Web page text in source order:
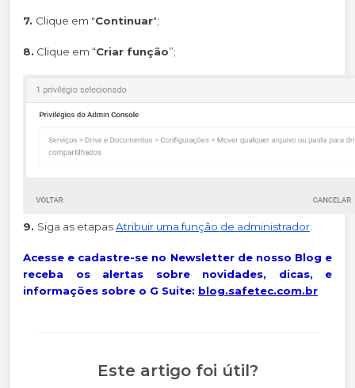
7. Clique em "Continuar";
8. Clique em “Criar função”;
9. Siga as etapasAtribuir uma função de administrador
Acesse e cadastre-se no Newsletter de nosso Blog e
receba os alertas sobre novidades, dicas, e
informações sobre o G Suite: blog.safetec.com.br
Este artigo foi útil?